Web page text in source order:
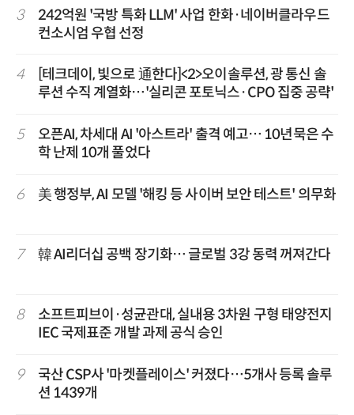
3
242억원 '국방 특화 LLM' 사업 한화·네이버클라우드
컨소시엄 우협 선정
4
[테크데이, 빛으로 通한다]<2>오이솔루션, 광 통신 솔
루션 수직 계열화…'실리콘 포토닉스·CPO 집중 공략'
5
오픈AI, 차세대 AI '아스트라' 출격 예고… 10년묵은 수
학 난제 10개 풀었다
6 美 행정부, AI 모델 '해킹 등 사이버 보안 테스트' 의무화
7 韓 AI리더십 공백 장기화… 글로벌 3강 동력 꺼져간다
8
소프트피브이·성균관대, 실내용 3차원 구형 태양전지
IEC 국제표준 개발 과제 공식 승인
9
국산 CSP사 '마켓플레이스' 커졌다…5개사 등록 솔루
션 1439개